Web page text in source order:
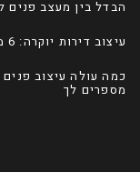
הבדל בין מעצב פנים
עיצוב דירות יוקרה: 6 מיתוסים שעולים לך הרבה כסף
מספרים לך